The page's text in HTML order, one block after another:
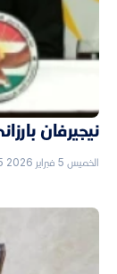
نيجيرفان
الخميس 5 فبراير 2026 11:55 م